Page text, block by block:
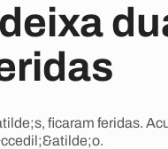
ficaram feridas.